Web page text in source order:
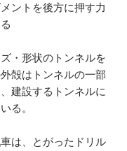
ントを後方に押す力
・形状のトンネルを
殻はトンネルの一部
建設するトンネルに
る。
は、とがったドリル